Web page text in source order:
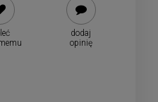
dodaj
opinię